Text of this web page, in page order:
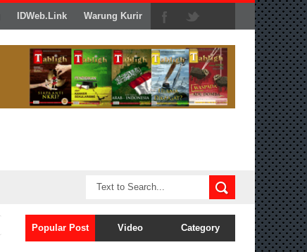
IDWeb.Link Warung Kurir
Popular Post Video Category